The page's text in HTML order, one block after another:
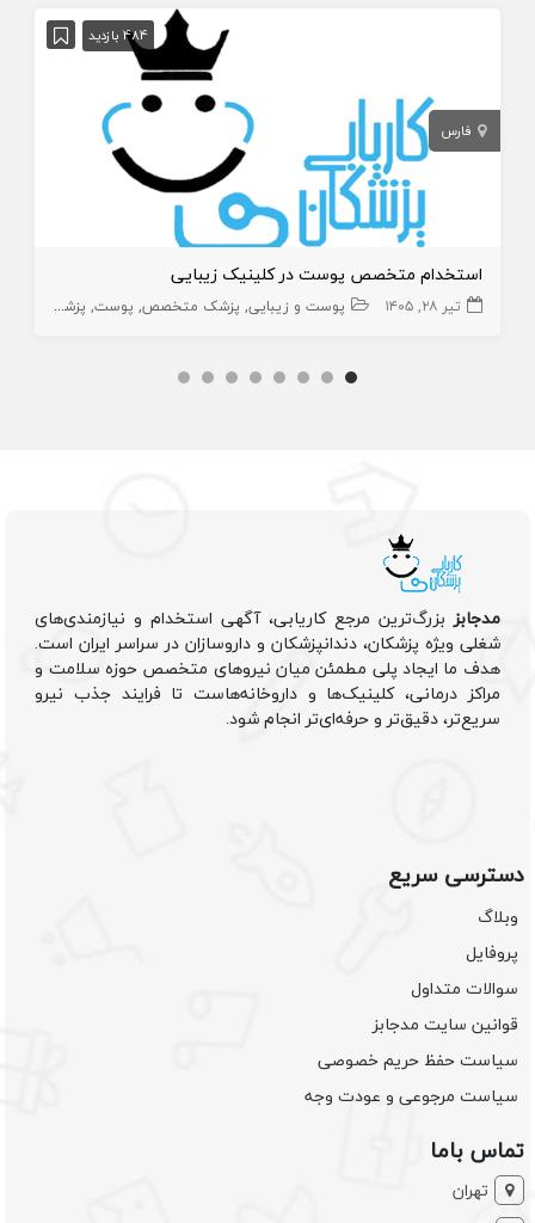
484 بازدید
فارس
استخدام متخصص پوست در کلینیک زیبایی
تیر ۲۸, ۱۴۰۵ پوست و زیبایی پزشک متخصص پوست پزشک متخصص پوست
مدجابزبزرگ‌ترین مرجع کاریابی، آگهی استخدام و نیازمندی‌های
شغلی ویژه پزشکان، دندانپزشکان و داروسازان در سراسر ایران است.
هدف ما ایجاد پلی مطمئن میان نیروهای متخصص حوزه سلامت و
مراکز درمانی، کلینیک‌ها و داروخانه‌هاست تا فرایند جذب نیرو
سریع‌تر، دقیق‌تر و حرفه‌ای‌تر انجام شود.
دسترسی سریع
وبلاگ
پروفایل
سوالات متداول
قوانین سایت مدجابز
سیاست حفظ حریم خصوصی
سیاست مرجوعی و عودت وجه
تماس باما
تهران